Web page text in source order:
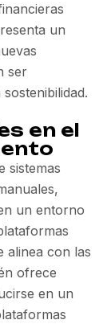
un
ser
en el
sistemas
un entorno
alinea con las
ofrece
en un